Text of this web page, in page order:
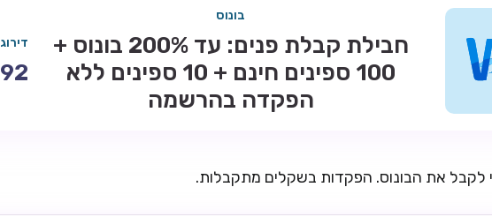
בונוס
חבילת קבלת פנים: עד 200% בונוס +
100 ספינים חינם + 10 ספינים ללא
הפקדה בהרשמה
דירוג
92
את הבונוס. הפקדות בשקלים מתקבלות.